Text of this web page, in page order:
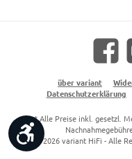
Facebook
über variant
Datenschutzerklärung
* Alle Preise inkl. gesetzl.
© 2026 variant HiFi - Alle
Werkzeugleiste